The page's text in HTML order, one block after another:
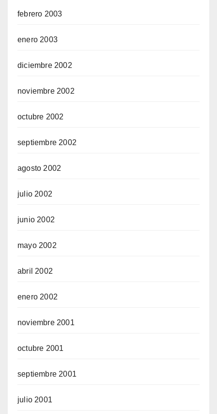
febrero 2003
enero 2003
diciembre 2002
noviembre 2002
octubre 2002
septiembre 2002
agosto 2002
julio 2002
junio 2002
mayo 2002
abril 2002
enero 2002
noviembre 2001
octubre 2001
septiembre 2001
julio 2001